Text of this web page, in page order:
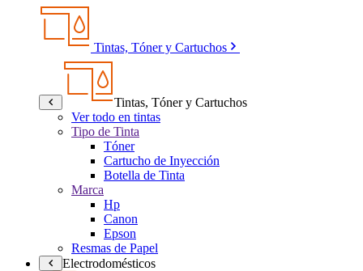
Tintas, Tóner y Cartuchos
Tintas, Tóner y Cartuchos
Ver todo en tintas
Tipo de Tinta
Tóner
Cartucho de Inyección
Botella de Tinta
Marca
Hp
Canon
Epson
Resmas de Papel
Electrodomésticos